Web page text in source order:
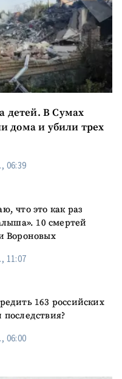
детей. В Сумах
дома и убили трех
06:39
что это как раз
10 смертей
Вороновых
11:07
163 российских
06:00